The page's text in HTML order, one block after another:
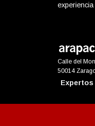
Calle del
50014